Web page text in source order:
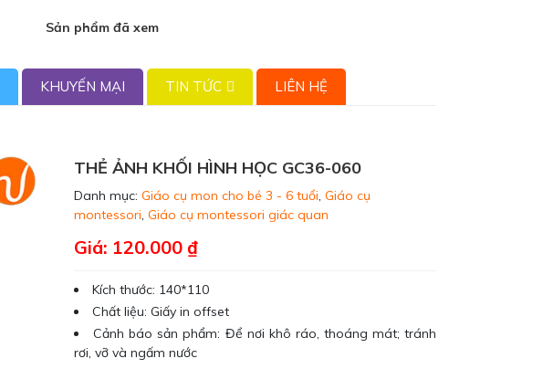
Sản phẩm đã xem
KHUYẾN MẠI TIN TỨC LIÊN HỆ
THẺ ẢNH KHỐI HÌNH HỌC GC36-060
Danh mục:Giáo cụ mon cho bé 3 - 6 tuổi,Giáo cụ
montessori,Giáo cụ montessori giác quan
Giá: 120.000 ₫
Kích thước: 140*110
Chất liệu: Giấy in offset
Cảnh báo sản phẩm: Để nơi khô ráo, thoáng mát; tránh
rơi, vỡ và ngấm nước